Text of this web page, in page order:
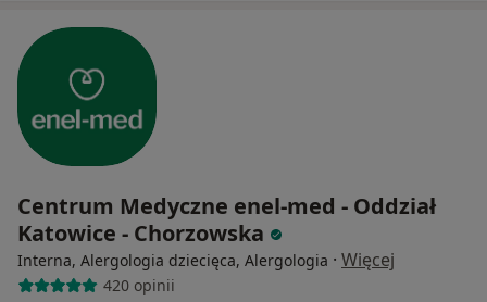
Centrum Medyczne enel-med - Oddział
Katowice - Chorzowska
Interna, Alergologia dziecięca, Alergologia · Więcej
420 opinii